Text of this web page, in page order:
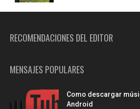
RECOMENDACIONES DEL EDITOR
MENSAJES POPULARES
Como descargar
Android